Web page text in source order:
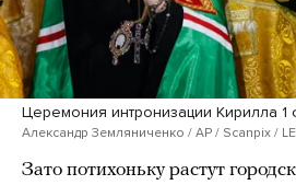
Церемония интронизации Кирилла
Александр Земляниченко / AP / Scanpix /
Зато потихоньку растут